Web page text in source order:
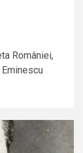
României,